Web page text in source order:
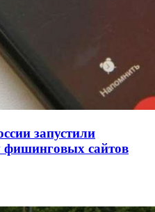
3,6 млн долларов
запустили
фишинговых сайтов